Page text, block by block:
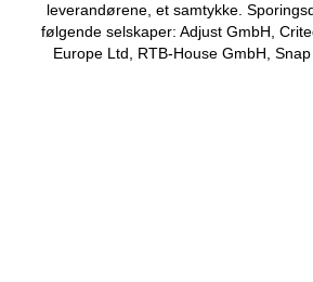
leverandørene, et samtykke.
følgende selskaper: Adjust GmbH,
Europe Ltd, RTB-House GmbH,